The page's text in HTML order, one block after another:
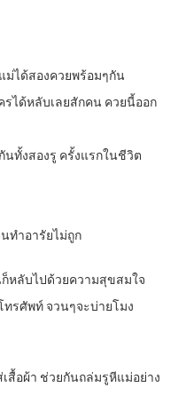
ได้สองควยพร้อมๆกัน
ได้หลับเลยสักคน ควยนี้ออก
นทั้งสองรู ครั้งแรกในชีวิต
ทำอารัยไม่ถูก
หลับไปด้วยความสุขสมใจ
ทรศัพท์ จวนๆจะบ่ายโมง
สื้อผ้า ช่วยกันถล่มรูหีแม่อย่าง